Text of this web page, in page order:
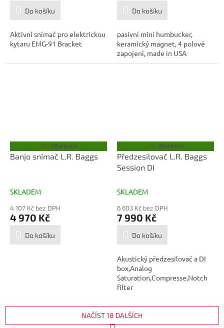
Do košíku
Aktivní snímač pro elektrickou
kytaru EMG-91 Bracket
Do košíku
pasivní mini humbucker,
keramický magnet, 4 polové
zapojení, made in USA
Z
D
A
ZDARMA
Banjo snímač L.R. Baggs
SKLADEM
4 107 Kč bez DPH
4 970 Kč
Do košíku
Z
D
A
ZDARMA
Předzesilovač L.R. Baggs
Session DI
SKLADEM
6 603 Kč bez DPH
7 990 Kč
Do košíku
Akustický předzesilovač a DI
box,Analog
Saturation,Compresse,Notch
filter
NAČÍST 18 DALŠÍCH